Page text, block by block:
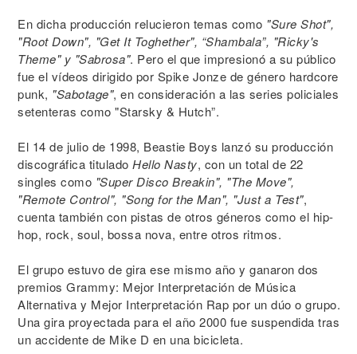
En dicha producción relucieron temas como "Sure Shot",
"Root Down", "Get It Toghether", “Shambala”, "Ricky's
Theme" y "Sabrosa". Pero el que impresionó a su público
fue el vídeos dirigido por Spike Jonze de género hardcore
punk, "Sabotage", en consideración a las series policiales
setenteras como "Starsky & Hutch”.
El 14 de julio de 1998, Beastie Boys lanzó su producción
discográfica titulado Hello Nasty, con un total de 22
singles como "Super Disco Breakin", "The Move",
"Remote Control", "Song for the Man", "Just a Test",
cuenta también con pistas de otros géneros como el hip-
hop, rock, soul, bossa nova, entre otros ritmos.
El grupo estuvo de gira ese mismo año y ganaron dos
premios Grammy: Mejor Interpretación de Música
Alternativa y Mejor Interpretación Rap por un dúo o grupo.
Una gira proyectada para el año 2000 fue suspendida tras
un accidente de Mike D en una bicicleta.